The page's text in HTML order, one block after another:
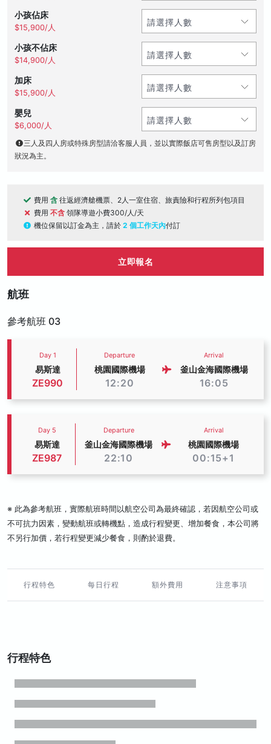
小孩佔床
$15,900/人
小孩不佔床
$14,900/人
加床
$15,900/人
嬰兒
$6,000/人
三人及四人房或特殊房型請洽客服人員，並以實際飯店可售房型以及訂房
狀況為主。
費用 含 往返經濟艙機票、2人一室住宿、旅責險和行程所列包項目
費用 不含 領隊導遊小費300/人/天
機位保留以訂金為主，請於 2 個工作天內付訂
立即報名
航班
參考航班 03
Day 1
易斯達
ZE990
Departure
桃園國際機場
12:20
Arrival
釜山金海國際機場
16:05
Day 5
易斯達
ZE987
Departure
釜山金海國際機場
22:10
Arrival
桃園國際機場
00:15+1
※ 此為參考航班，實際航班時間以航空公司為最終確認，若因航空公司或
不可抗力因素，變動航班或轉機點，造成行程變更、增加餐食，本公司將
不另行加價，若行程變更減少餐食，則酌於退費。
行程特色 每日行程 額外費用 注意事項
行程特色